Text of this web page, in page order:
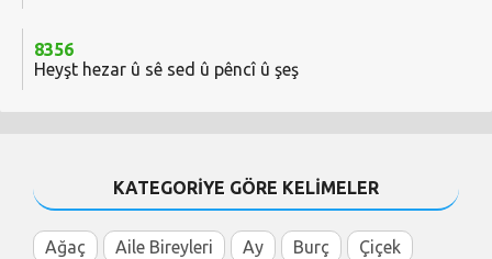
8356
Heyşt hezar û sê sed û pêncî û şeş
KATEGORİYE GÖRE KELİMELER
Ağaç Aile Bireyleri Ay Burç
Çiçek